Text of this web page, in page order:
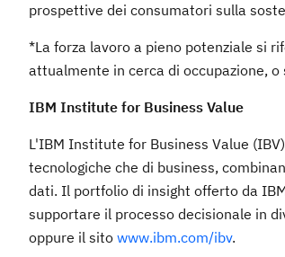
prospettive dei consumatori sulla
*La forza lavoro a pieno potenziale si
attualmente in cerca di occupazione,
IBM Institute for Business Value
L'IBM Institute for Business Value
tecnologiche che di business,
dati. Il portfolio di insight offerto da
supportare il processo decisionale in
oppure il sito www.ibm.com/ibv.